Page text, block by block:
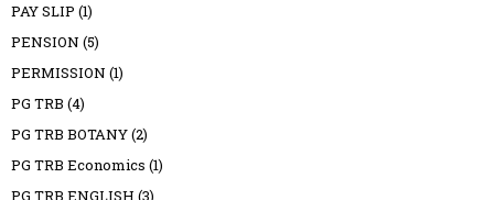
PAY SLIP (1)
PENSION (5)
PERMISSION (1)
PG TRB (4)
PG TRB BOTANY(2)
PG TRB Economics (1)
PG TRB ENGLISH (3)